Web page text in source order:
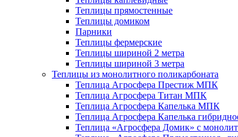
Теплицы прямостенные
Теплицы домиком
Парники
Теплицы фермерские
Теплицы шириной 2 метра
Теплицы шириной 3 метра
Теплицы из монолитного поликарбоната
Теплица Агросфера Престиж МПК
Теплица Агросфера Титан МПК
Теплица Агросфера Капелька МПК
Теплица Агросфера Капелька
Теплица «Агросфера Домик» с